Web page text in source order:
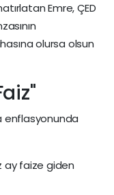
Emre, ÇED
olursa olsun
enflasyonunda
ay faize giden